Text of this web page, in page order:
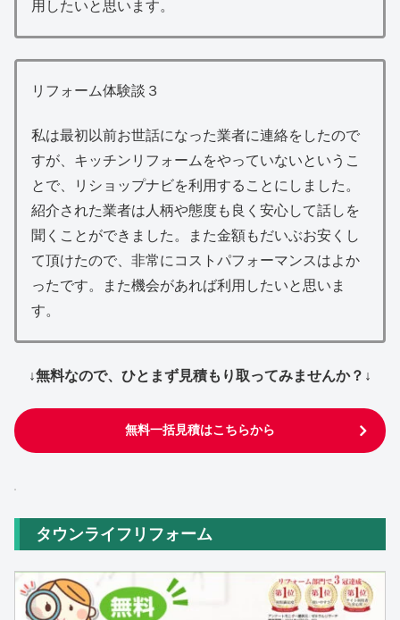
用したいと思います。
リフォーム体験談３
私は最初以前お世話になった業者に連絡をしたので
すが、キッチンリフォームをやっていないというこ
とで、リショップナビを利用することにしました。
紹介された業者は人柄や態度も良く安心して話しを
聞くことができました。また金額もだいぶお安くし
て頂けたので、非常にコストパフォーマンスはよか
ったです。また機会があれば利用したいと思いま
す。
↓無料なので、ひとまず見積もり取ってみませんか？↓
無料一括見積はこちらから
タウンライフリフォーム